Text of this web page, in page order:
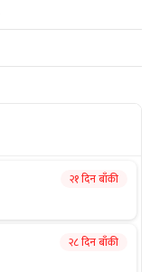
२१ दिन बाँकी
२८ दिन बाँकी